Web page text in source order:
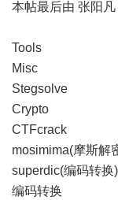
本帖最后由 张阳
Tools
Misc
Stegsolve
Crypto
CTFcrack
mosimima(摩斯解
superdic(编码转换)
编码转换